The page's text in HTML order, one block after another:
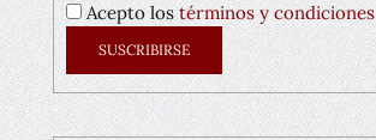
Acepto lostérminos y condiciones